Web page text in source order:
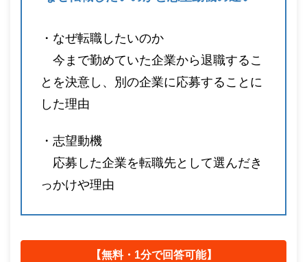
・なぜ転職したいのか
今まで勤めていた企業から退職するこ
とを決意し、別の企業に応募することに
した理由
・志望動機
応募した企業を転職先として選んだき
っかけや理由
【無料・1分で回答可能】